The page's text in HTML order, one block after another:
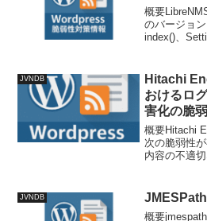
概要
のバージョ
index()、
JVNDB
Hitachi
おけるロ
害化の脆
概要Hitachi
次の脆弱性
内容の不適
JVNDB
概要